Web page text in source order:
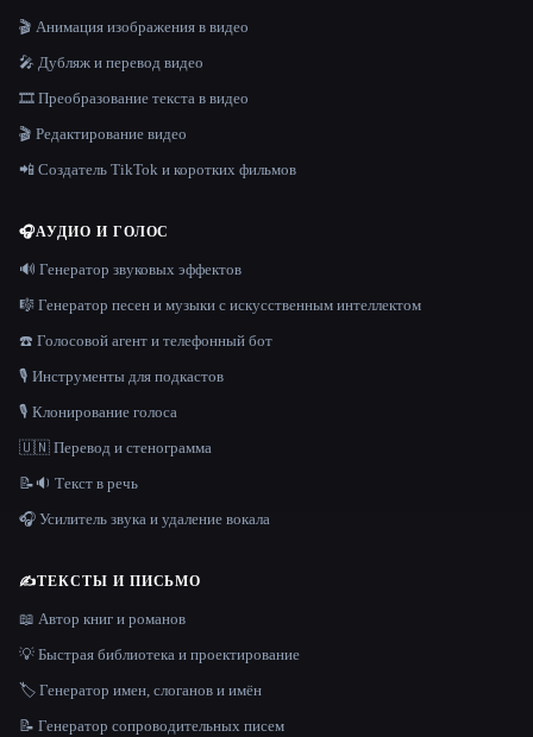
🎬 Анимация изображения в видео
🎤 Дубляж и перевод видео
🎞️ Преобразование текста в видео
🎬 Редактирование видео
📲 Создатель TikTok и коротких фильмов
🎧АУДИО И ГОЛОС
🔊 Генератор звуковых эффектов
🎼 Генератор песен и музыки с искусственным интеллектом
☎️ Голосовой агент и телефонный бот
🎙️ Инструменты для подкастов
🎙️ Клонирование голоса
🇺🇳 Перевод и стенограмма
📝🔉 Текст в речь
🎧 Усилитель звука и удаление вокала
✍️ТЕКСТЫ И ПИСЬМО
📖 Автор книг и романов
💡 Быстрая библиотека и проектирование
🏷️ Генератор имен, слоганов и имён
📝 Генератор сопроводительных писем